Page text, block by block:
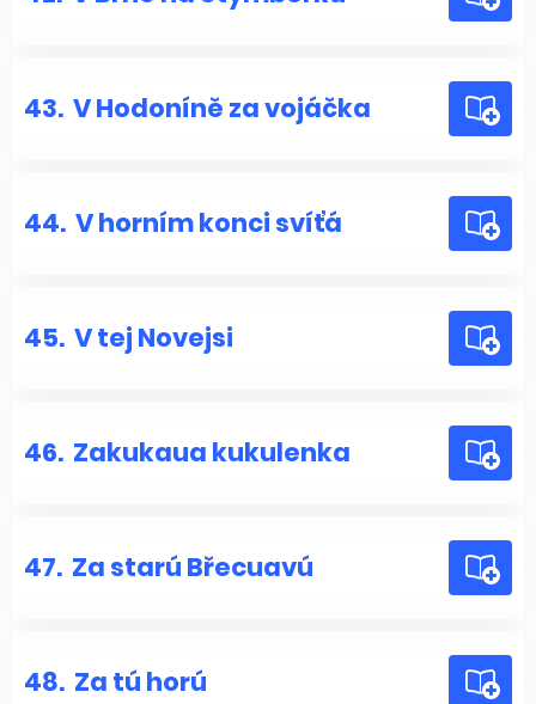
43. V Hodoníně za vojáčka
44. V horním konci svíťá
45. V tej Novejsi
46. Zakukaua kukulenka
47. Za starú Břecuavú
48. Za tú horú